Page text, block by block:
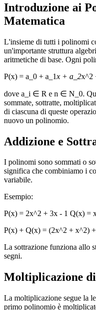
Introduzione ai
Matematica
L'insieme di tutti i polinomi
un'importante struttura
aritmetiche di base. Ogni
P(x) = a_0 + a_1x + a_2x^2
dove a_i ∈ R e n ∈ N_0.
sommate, sottratte,
di ciascuna di queste
nuovo un polinomio.
Addizione e
I polinomi sono sommati o
significa che combiniamo i
variabile.
Esempio:
P(x) = 2x^2 + 3x - 1 Q(x) =
P(x) + Q(x) = (2x^2 + x^2)
La sottrazione funziona allo
segni.
Moltiplicazione
La moltiplicazione segue la
primo polinomio è